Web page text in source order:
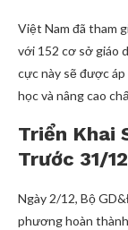
Việt Nam đã tham
với 152 cơ sở giáo
cực này sẽ được
học và nâng cao
Triển Khai
Trước 31/12
Ngày 2/12, Bộ
phương hoàn